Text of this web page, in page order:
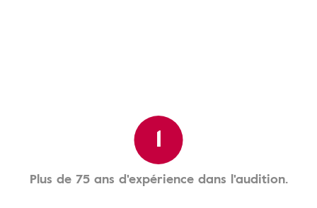
1
Plus de 75 ans d'expérience dans l'audition.